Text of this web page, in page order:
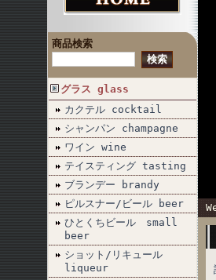
商品検索
グラス glass
カクテル cocktail
シャンパン champagne
ワイン wine
テイスティング tasting
ブランデー brandy
ピルスナー/ビール beer
ひとくちビール small
beer
ショット/リキュール
liqueur